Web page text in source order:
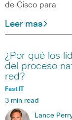
de Cisco para
Leer mas
¿Por qué los
del proceso
red?
Fast IT
3 min read
Lance